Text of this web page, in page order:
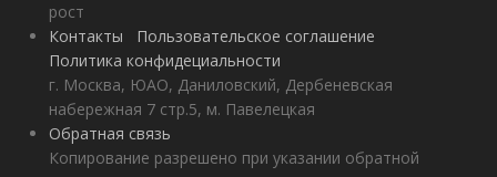
рост
Контакты
Пользовательское соглашение
Политика конфидециальности
г. Москва, ЮАО, Даниловский, Дербеневская
набережная 7 стр.5, м. Павелецкая
Обратная связь
Копирование разрешено при указании обратной